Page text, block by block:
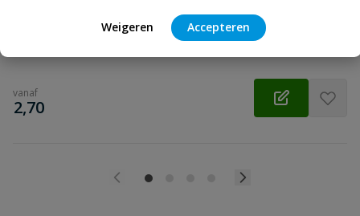
Weigeren Accepteren
vanaf
€
2,70